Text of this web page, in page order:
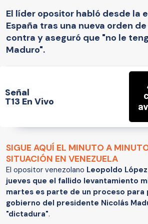
El líder opositor habló desde la
España tras una nueva orden
contra y aseguró que "no le
Maduro".
Señal
T13 En Vivo
SIGUE AQUÍ EL MINUTO A
SITUACIÓN EN VENEZUELA
El opositor venezolano Leopoldo
jueves que el fallido levantamiento
martes es parte de un proceso para
gobierno del presidente Nicolás
"dictadura".